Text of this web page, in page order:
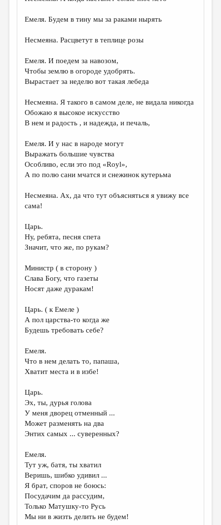
Емеля. Будем в тину мы за раками нырять
Несмеяна. Расцветут в теплице розы
Емеля. И поедем за навозом,
Чтобы землю в огороде удобрять.
Вырастает за неделю вот такая лебеда
Несмеяна. Я такого в самом деле, не видала никогда
Обожаю я высокое искусство
В нем и радость , и надежда, и печаль,
Емеля. И у нас в народе могут
Выражать большие чувства
Особливо, если это под «Royl»,
А по полю сани мчатся и снежинок кутерьма
Несмеяна. Ах, да что тут объясняться я увижу все
сама!
Царь.
Ну, ребята, песня спета
Значит, что же, по рукам?
Министр ( в сторону )
Слава Богу, что газеты
Носят даже дуракам!
Царь. ( к Емеле )
А пол царства-то когда же
Будешь требовать себе?
Емеля.
Что в нем делать то, папаша,
Хватит места и в избе!
Царь.
Эх, ты, дурья голова
У меня дворец отменный ...
Может разменять на два
Энтих самых ... суверенных?
Емеля.
Тут уж, батя, ты хватил
Веришь, шибко удивил ...
Я брат, споров не боюсь:
Посудачим да рассудим,
Только Матушку-то Русь
Мы ни в жизть делить не будем!